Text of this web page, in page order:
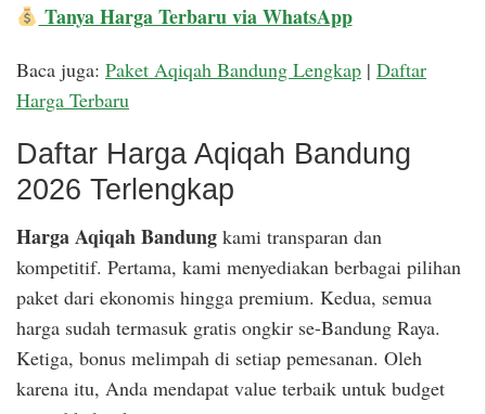
Tanya Harga Terbaru via WhatsApp
Baca juga: Paket Aqiqah Bandung Lengkap | Daftar
Harga Terbaru
Daftar Harga Aqiqah Bandung
2026 Terlengkap
Harga Aqiqah Bandung kami transparan dan
kompetitif. Pertama, kami menyediakan berbagai pilihan
paket dari ekonomis hingga premium. Kedua, semua
harga sudah termasuk gratis ongkir se-Bandung Raya.
Ketiga, bonus melimpah di setiap pemesanan. Oleh
karena itu, Anda mendapat value terbaik untuk budget